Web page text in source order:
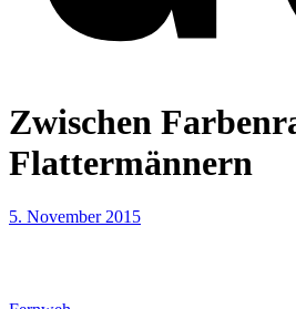
Zwischen
Flattermännern
5. November 2015